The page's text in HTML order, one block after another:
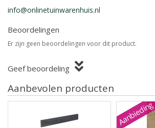
info@onlinetuinwarenhuis.nl
Beoordelingen
Er zijn geen beoordelingen voor dit product.
Geef beoordeling
Aanbevolen producten
Aanbieding